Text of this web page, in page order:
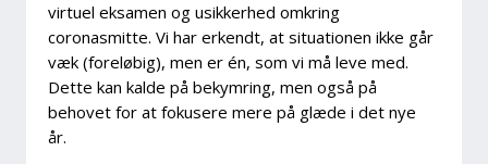
virtuel eksamen og usikkerhed omkring
coronasmitte. Vi har erkendt, at situationen ikke går
væk (foreløbig), men er én, som vi må leve med.
Dette kan kalde på bekymring, men også på
behovet for at fokusere mere på glæde i det nye
år.